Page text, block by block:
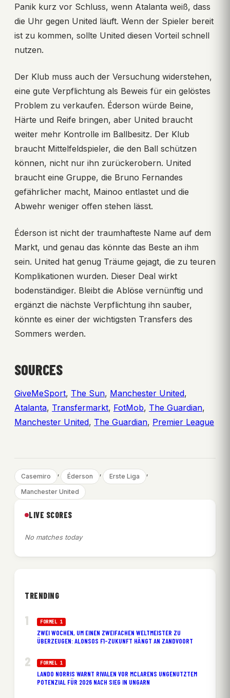
Panik kurz vor Schluss, wenn Atalanta weiß, dass
die Uhr gegen United läuft. Wenn der Spieler bereit
ist zu kommen, sollte United diesen Vorteil schnell
nutzen.
Der Klub muss auch der Versuchung widerstehen,
eine gute Verpflichtung als Beweis für ein gelöstes
Problem zu verkaufen. Éderson würde Beine,
Härte und Reife bringen, aber United braucht
weiter mehr Kontrolle im Ballbesitz. Der Klub
braucht Mittelfeldspieler, die den Ball schützen
können, nicht nur ihn zurückerobern. United
braucht eine Gruppe, die Bruno Fernandes
gefährlicher macht, Mainoo entlastet und die
Abwehr weniger offen stehen lässt.
Éderson ist nicht der traumhafteste Name auf dem
Markt, und genau das könnte das Beste an ihm
sein. United hat genug Träume gejagt, die zu teuren
Komplikationen wurden. Dieser Deal wirkt
bodenständiger. Bleibt die Ablöse vernünftig und
ergänzt die nächste Verpflichtung ihn sauber,
könnte es einer der wichtigsten Transfers des
Sommers werden.
SOURCES
GiveMeSport, The Sun, Manchester United,
Atalanta, Transfermarkt, FotMob, The Guardian,
Manchester United, The Guardian, Premier League
Casemiro , Éderson , Erste Liga ,
Manchester United
LIVE SCORES
No matches today
TRENDING
FORMEL 1
ZWEI WOCHEN, UM EINEN ZWEIFACHEN WELTMEISTER ZU
ÜBERZEUGEN: ALONSOS F1-ZUKUNFT HÄNGT AN ZANDVOORT
FORMEL 1
LANDO NORRIS WARNT RIVALEN VOR MCLARENS UNGENUTZTEM
POTENZIAL FÜR 2026 NACH SIEG IN UNGARN